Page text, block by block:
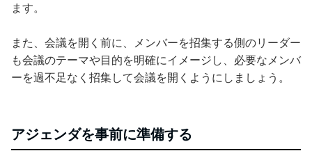
ます。
また、会議を開く前に、メンバーを招集する側のリーダー
も会議のテーマや目的を明確にイメージし、必要なメンバ
ーを過不足なく招集して会議を開くようにしましょう。
アジェンダを事前に準備する